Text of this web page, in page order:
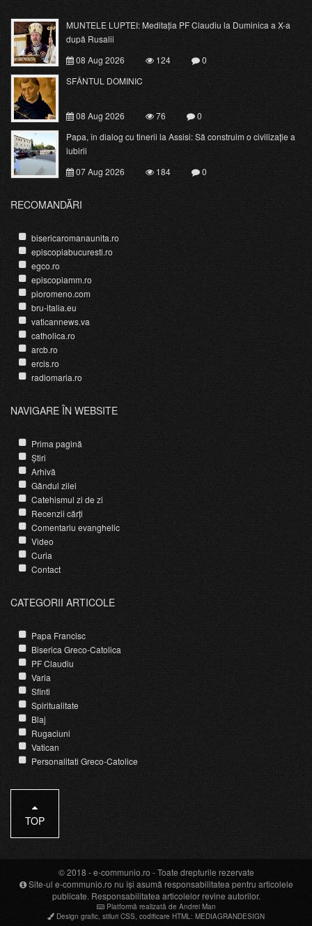
MUNTELE LUPTEI: Meditația PF Claudiu la Duminica a X-a
după Rusalii
08 Aug 2026
124
0
SFÂNTUL DOMINIC
08 Aug 2026 76
0
Papa, în dialog cu tinerii la Assisi: Să construim o civilizație a
iubirii
07 Aug 2026
184 0
RECOMANDĂRI
bisericaromanaunita.ro
episcopiabucuresti.ro
egco.ro
episcopiamm.ro
pioromeno.com
bru-italia.eu
vaticannews.va
catholica.ro
arcb.ro
ercis.ro
radiomaria.ro
NAVIGARE ÎN WEBSITE
Prima pagină
Știri
Arhivă
Gândul zilei
Catehismul zi de zi
Recenzii cărți
Comentariu evanghelic
Video
Curia
Contact
CATEGORII ARTICOLE
Papa Francisc
Biserica Greco-Catolica
PF Claudiu
Varia
Sfinti
Spiritualitate
Blaj
Rugaciuni
Vatican
Personalitati Greco-Catolice
TOP
© 2018 -e-communio.ro - Toate drepturile rezervate
Site-ul e-communio.ro nu își asumă responsabilitatea pentru articolele
publicate. Responsabilitatea articolelor revine autorilor.
Platformă realizată de Andrei Man
Design grafic, stiluri CSS, codificare HTML: MEDIAGRANDESIGN